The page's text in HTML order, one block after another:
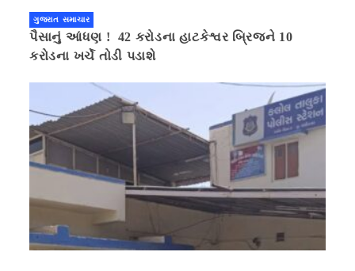
ગુજરાત સમાચાર
પૈસાનું આંધણ ! 42 કરોડના હાટકેશ્વર બ્રિજને 10
કરોડના ખર્ચે તોડી પડાશે